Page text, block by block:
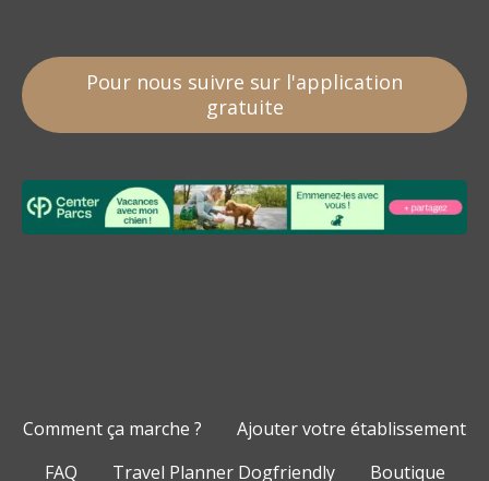
Pour nous suivre sur l'application
gratuite
Comment ça marche ?
Ajouter votre établissement
FAQ
Travel Planner Dogfriendly Boutique